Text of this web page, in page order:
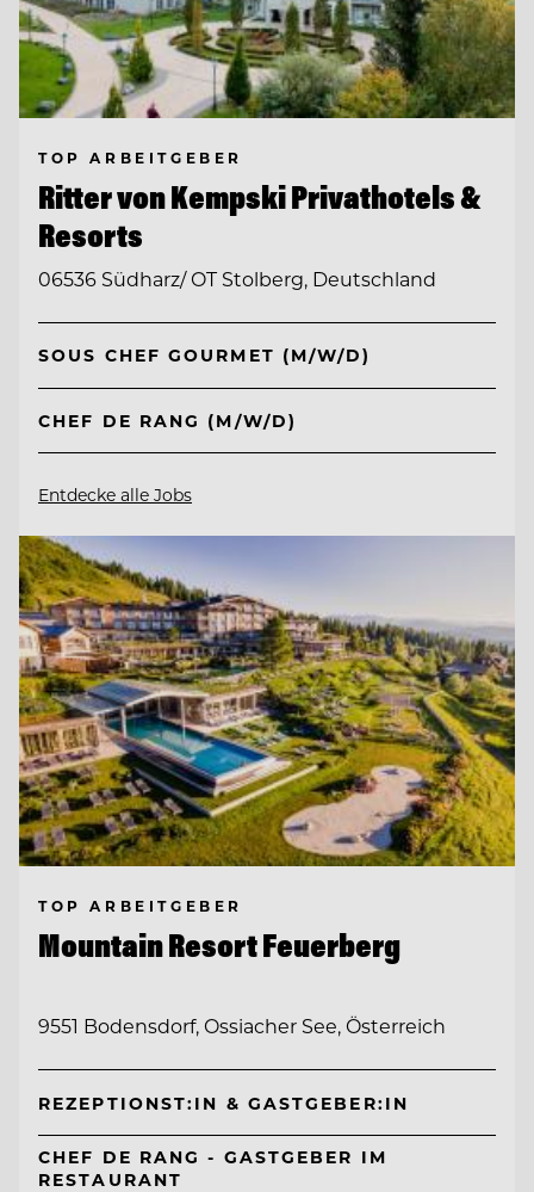
TOP ARBEITGEBER
Ritter von Kempski Privathotels &
Resorts
06536 Südharz/ OT Stolberg, Deutschland
SOUS CHEF GOURMET (M/W/D)
CHEF DE RANG (M/W/D)
Entdecke alle Jobs
TOP ARBEITGEBER
Mountain Resort Feuerberg
9551 Bodensdorf, Ossiacher See, Österreich
REZEPTIONST:IN & GASTGEBER:IN
CHEF DE RANG - GASTGEBER IM
RESTAURANT